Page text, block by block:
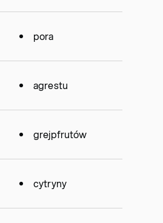
pora
agrestu
grejpfrutów
cytryny